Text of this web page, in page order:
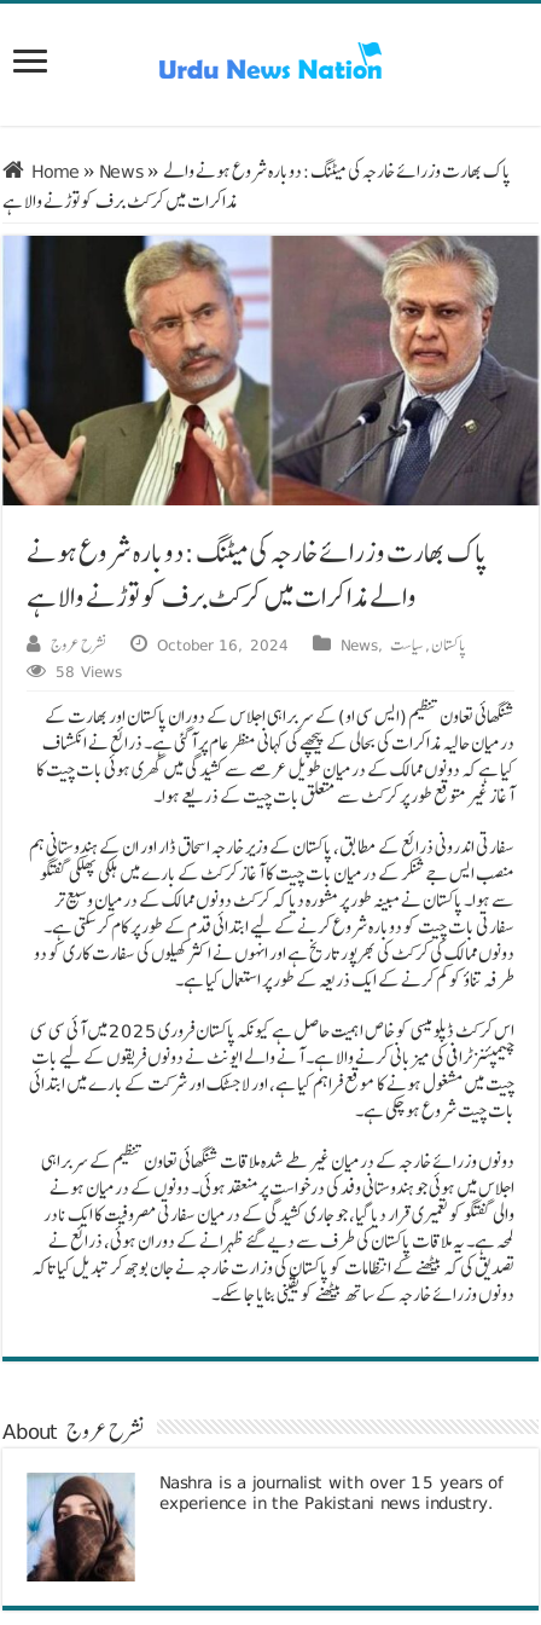
Home » News»پاک بھارت وزرائے خارجہ کی میٹنگ: دوبارہ شروع ہونے والے
مذاکرات میں کرکٹ برف کو توڑنے والا ہے
پاک بھارت وزرائے خارجہ کی میٹنگ: دوبارہ شروع ہونے
والے مذاکرات میں کرکٹ برف کو توڑنے والا ہے
نشرح عروج October 16, 2024 News, پاکستان,سیاست
58 Views
شنگھائی تعاون تنظیم (ایس سی او) کے سربراہی اجلاس کے دوران پاکستان اور بھارت کے
درمیان حالیہ مذاکرات کی بحالی کے پیچھے کی کہانی منظر عام پر آگئی ہے۔ ذرائع نے انکشاف
کیا ہے کہ دونوں ممالک کے درمیان طویل عرصے سے کشیدگی میں گھری ہوئی بات چیت کا
آغاز غیر متوقع طور پر کرکٹ سے متعلق بات چیت کے ذریعے ہوا۔
سفارتی اندرونی ذرائع کے مطابق، پاکستان کے وزیر خارجہ اسحاق ڈار اور ان کے ہندوستانی ہم
منصب ایس جے شنکر کے درمیان بات چیت کا آغاز کرکٹ کے بارے میں ہلکی پھلکی گفتگو
سے ہوا۔ پاکستان نے مبینہ طور پر مشورہ دیا کہ کرکٹ دونوں ممالک کے درمیان وسیع تر
سفارتی بات چیت کو دوبارہ شروع کرنے کے لیے ابتدائی قدم کے طور پر کام کر سکتی ہے۔
دونوں ممالک کی کرکٹ کی بھرپور تاریخ ہے اور انہوں نے اکثر کھیلوں کی سفارت کاری کو دو
طرفہ تناؤ کو کم کرنے کے ایک ذریعہ کے طور پر استعمال کیا ہے۔
اس کرکٹ ڈپلومیسی کو خاص اہمیت حاصل ہے کیونکہ پاکستان فروری 2025 میں آئی سی سی
چیمپئنز ٹرافی کی میزبانی کرنے والا ہے۔ آنے والے ایونٹ نے دونوں فریقوں کے لیے بات
چیت میں مشغول ہونے کا موقع فراہم کیا ہے، اور لاجسٹک اور شرکت کے بارے میں ابتدائی
بات چیت شروع ہو چکی ہے۔
دونوں وزرائے خارجہ کے درمیان غیر طے شدہ ملاقات شنگھائی تعاون تنظیم کے سربراہی
اجلاس میں ہوئی جو ہندوستانی وفد کی درخواست پر منعقد ہوئی۔ دونوں کے درمیان ہونے
والی گفتگو کو تعمیری قرار دیا گیا، جو جاری کشیدگی کے درمیان سفارتی مصروفیت کا ایک نادر
لمحہ ہے۔ یہ ملاقات پاکستان کی طرف سے دیے گئے ظہرانے کے دوران ہوئی، ذرائع نے
تصدیق کی کہ بیٹھنے کے انتظامات کو پاکستان کی وزارت خارجہ نے جان بوجھ کر تبدیل کیا تاکہ
دونوں وزرائے خارجہ کے ساتھ بیٹھنے کو یقینی بنایا جا سکے۔
About نشرح عروج
Nashra is a journalist with over 15 years of
experience in the Pakistani news industry.